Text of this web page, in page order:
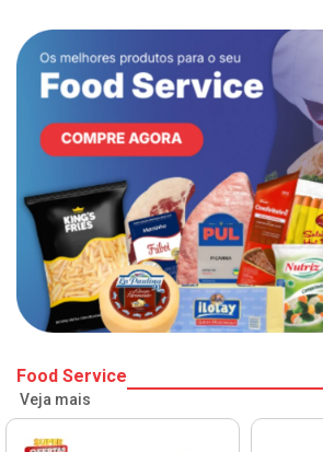
Food Service
Veja mais